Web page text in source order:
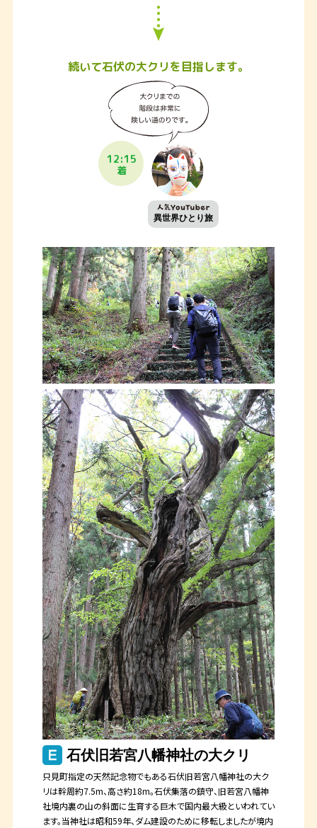
続いて石伏の大クリを目指します。
12:15
着
異世界ひとり旅
石伏旧若宮八幡神社の大クリ
只見町指定の天然記念物でもある石伏旧若宮八幡神社の大ク
リは幹周約7.5m、高さ約18m。石伏集落の鎮守、旧若宮八幡神
社境内裏の山の斜面に生育する巨木で国内最大級といわれてい
ます。当神社は昭和59年、ダム建設のために移転しましたが境内